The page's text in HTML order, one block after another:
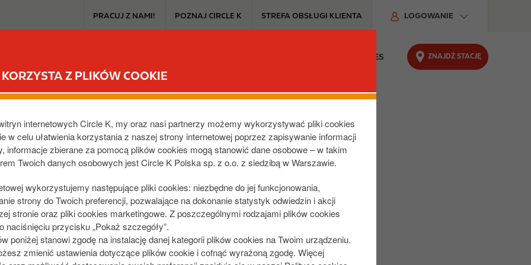
Z PLIKÓW COOKIE
internetowych Circle K, my oraz nasi partnerzy możemy wykorzystywać pliki cookies
w celu ułatwienia korzystania z naszej strony internetowej poprzez zapisywanie informacji
informacje zbierane za pomocą plików cookies mogą stanowić dane osobowe – w takim
Twoich danych osobowych jest Circle K Polska sp. z o.o. z siedzibą w Warszawie.
wykorzystujemy następujące pliki cookies: niezbędne do jej funkcjonowania,
strony do Twoich preferencji, pozwalające na dokonanie statystyk odwiedzin i akcji
stronie oraz pliki cookies marketingowe. Z poszczególnymi rodzajami plików cookies
naciśnięciu przycisku „Pokaż szczegóły”.
poniżej stanowi zgodę na instalację danej kategorii plików cookies na Twoim urządzeniu.
zmienić ustawienia dotyczące plików cookie i cofnąć wyrażoną zgodę. Więcej
n
u
PRACUJ Z NAMI! POZNAJ CIRCLE K STREFA OBSŁUGI KLIENTA LOGOWANIE
ODPOWIEDZIALNY BIZNES ZNAJDŹ STACJĘ
PLAC MOSTOWY
PL